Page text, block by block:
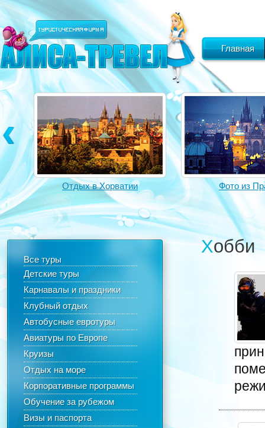
Главная
Отдых в Хорватии Фото из
Все туры
Детские туры
Карнавалы и праздники
Клубный отдых
Автобусные евротуры
Авиатуры по Европе
Круизы
Отдых на море
Корпоративные программы
Обучение за рубежом
Визы и паспорта
Хобби